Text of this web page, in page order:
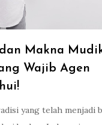
Makna
Wajib Agen
yang telah menjadi